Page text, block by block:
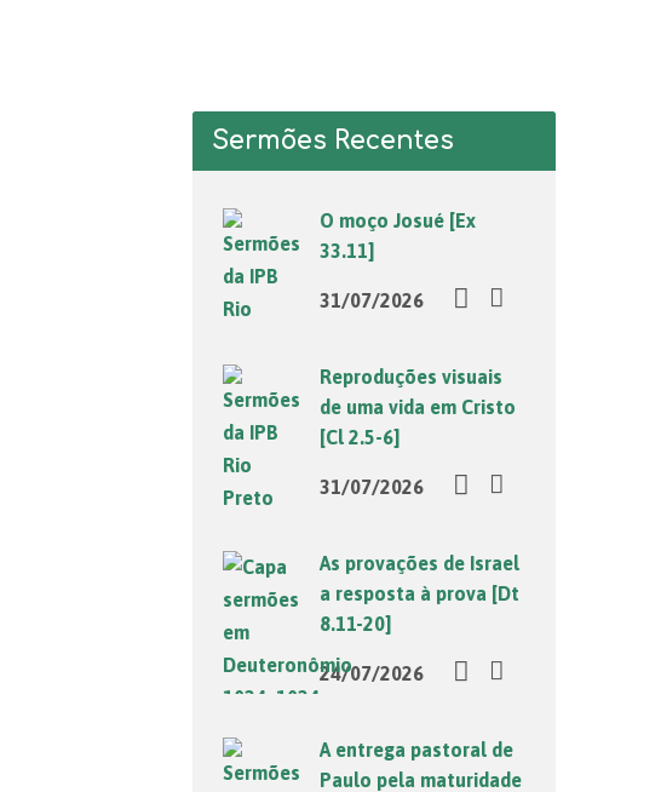
Sermões Recentes
O moço Josué [Ex
33.11]
31/07/2026
Reproduções visuais
de uma vida em Cristo
[Cl 2.5-6]
31/07/2026
As provações de Israel
a resposta à prova [Dt
8.11-20]
24/07/2026
A entrega pastoral de
Paulo pela maturidade